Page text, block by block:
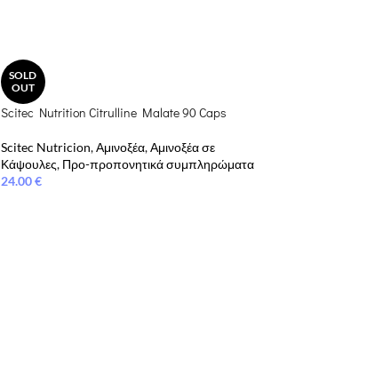
SOLD
OUT
Scitec Nutrition Citrulline Malate 90 Caps
Scitec Nutricion, Αμινοξέα, Αμινοξέα σε
Κάψουλες, Προ-προπονητικά συμπληρώματα
24.00€